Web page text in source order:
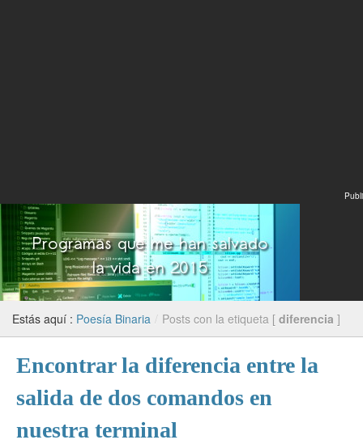
Publi
Estás aquí : Poesía Binaria / Posts con la etiqueta [ diferencia ]
Encontrar la diferencia entre la
salida de dos comandos en
nuestra terminal